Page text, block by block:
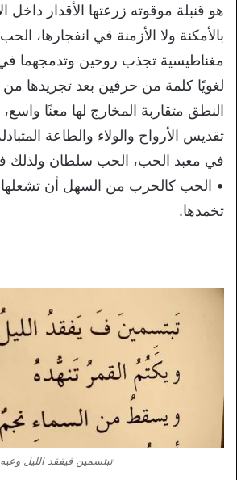
هو قنبلة موقوته زرعتها الأقدار داخل
بالأمكنة ولا الأزمنة في انفجارها، الحب
مغناطيسية تجذب روحين وتدمجهما
لغويًا كلمة من حرفين بعد تجريدها
النطق متقاربة المخارج لها معنًا
تقديس الأرواح والولاء والطاعة
في معبد الحب، الحب سلطان ولذلك
• الحب كالحرب من السهل أن
تخمدها.
تبتسمين فيفقد الليل وعيه